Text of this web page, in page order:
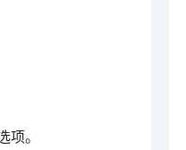
项。